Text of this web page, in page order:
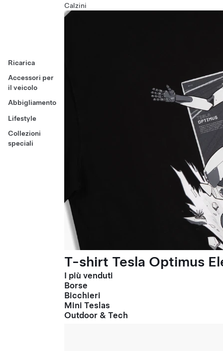
Ricarica
Accessori per
il veicolo
Abbigliamento
Lifestyle
Collezioni
speciali
Calzini
T-shirt Tesla Optimus
I più venduti
Borse
Bicchieri
Mini Teslas
Outdoor & Tech